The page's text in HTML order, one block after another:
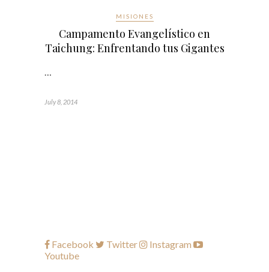
MISIONES
Campamento Evangelístico en
Taichung: Enfrentando tus Gigantes
…
July 8, 2014
Facebook Twitter
Instagram
Youtube